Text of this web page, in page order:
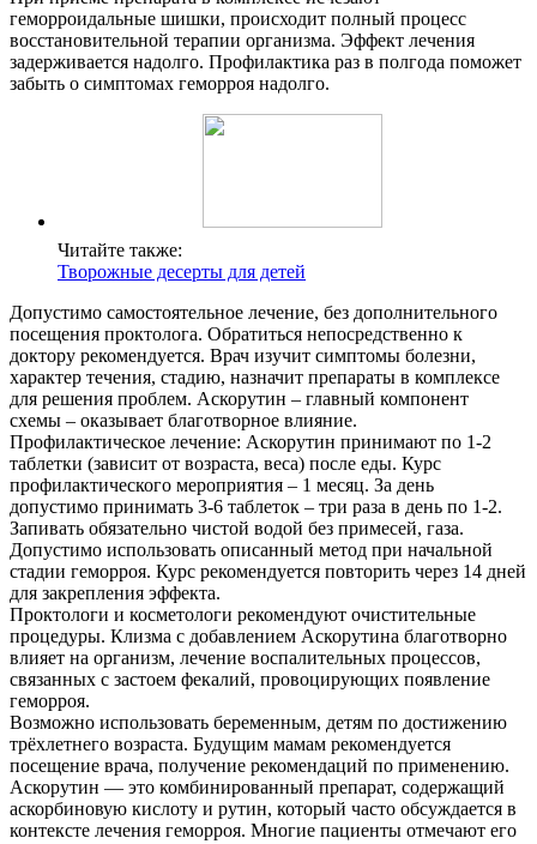
О нас
Услуги
Статьи
Контакты
геморроидальные шишки, происходит полный процесс
восстановительной терапии организма. Эффект лечения
задерживается надолго. Профилактика раз в полгода поможет
забыть о симптомах геморроя надолго.
Читайте также:
Творожные десерты для детей
Допустимо самостоятельное лечение, без дополнительного
посещения проктолога. Обратиться непосредственно к
доктору рекомендуется. Врач изучит симптомы болезни,
характер течения, стадию, назначит препараты в комплексе
для решения проблем. Аскорутин – главный компонент
схемы – оказывает благотворное влияние.
Профилактическое лечение: Аскорутин принимают по 1-2
таблетки (зависит от возраста, веса) после еды. Курс
профилактического мероприятия – 1 месяц. За день
допустимо принимать 3-6 таблеток – три раза в день по 1-2.
Запивать обязательно чистой водой без примесей, газа.
Допустимо использовать описанный метод при начальной
стадии геморроя. Курс рекомендуется повторить через 14 дней
для закрепления эффекта.
Проктологи и косметологи рекомендуют очистительные
процедуры. Клизма с добавлением Аскорутина благотворно
влияет на организм, лечение воспалительных процессов,
связанных с застоем фекалий, провоцирующих появление
геморроя.
Возможно использовать беременным, детям по достижению
трёхлетнего возраста. Будущим мамам рекомендуется
посещение врача, получение рекомендаций по применению.
Аскорутин — это комбинированный препарат, содержащий
аскорбиновую кислоту и рутин, который часто обсуждается в
контексте лечения геморроя. Многие пациенты отмечают его